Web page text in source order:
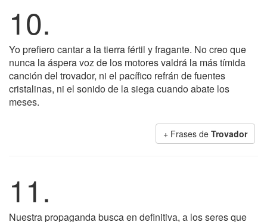
10.
Yo prefiero cantar a la tierra fértil y fragante. No creo que
nunca la áspera voz de los motores valdrá la más tímida
canción del trovador, ni el pacífico refrán de fuentes
cristalinas, ni el sonido de la siega cuando abate los
meses.
+ Frases de Trovador
11.
Nuestra propaganda busca en definitiva, a los seres que